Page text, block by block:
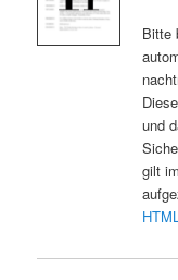
Bitte
und
gilt